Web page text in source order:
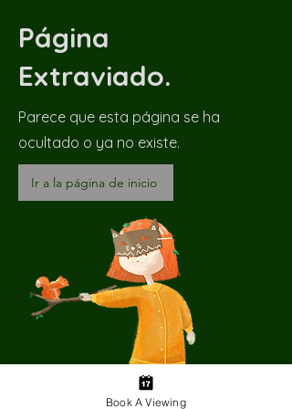
Página
Extraviado.
Parece que esta página se ha
ocultado o ya no existe.
Ir a la página de inicio
Book A Viewing